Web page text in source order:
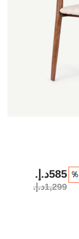
585د.إ.‏
1,299د.إ.‏